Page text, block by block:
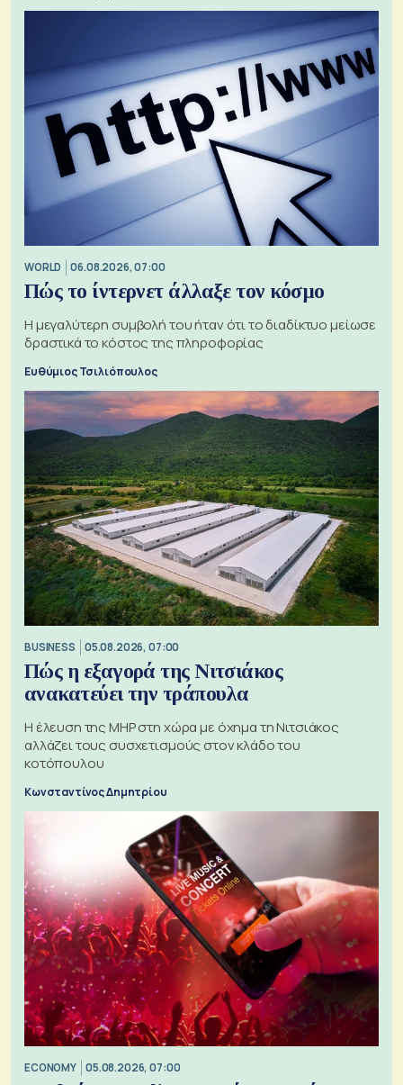
WORLD 06.08.2026, 07:00
Πώς το ίντερνετ άλλαξε τον κόσμο
Η μεγαλύτερη συμβολή του ήταν ότι το διαδίκτυο μείωσε
δραστικά το κόστος της πληροφορίας
Ευθύμιος Τσιλιόπουλος
BUSINESS 05.08.2026, 07:00
Πώς η εξαγορά της Νιτσιάκος
ανακατεύει την τράπουλα
H έλευση της MHP στη χώρα με όχημα τη Νιτσιάκος
αλλάζει τους συσχετισμούς στον κλάδο του
κοτόπουλου
Κωνσταντίνος Δημητρίου
ECONOMY 05.08.2026, 07:00